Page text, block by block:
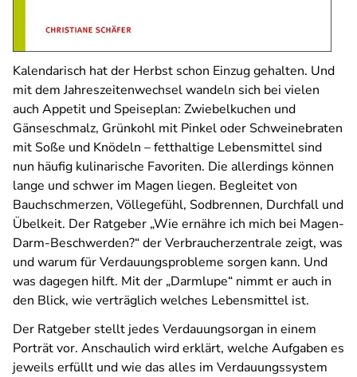
Kalendarisch hat der Herbst schon Einzug gehalten. Und
mit dem Jahreszeitenwechsel wandeln sich bei vielen
auch Appetit und Speiseplan: Zwiebelkuchen und
Gänseschmalz, Grünkohl mit Pinkel oder Schweinebraten
mit Soße und Knödeln – fetthaltige Lebensmittel sind
nun häufig kulinarische Favoriten. Die allerdings können
lange und schwer im Magen liegen. Begleitet von
Bauchschmerzen, Völlegefühl, Sodbrennen, Durchfall und
Übelkeit. Der Ratgeber „Wie ernähre ich mich bei Magen-
Darm-Beschwerden?“ der Verbraucherzentrale zeigt, was
und warum für Verdauungsprobleme sorgen kann. Und
was dagegen hilft. Mit der „Darmlupe“ nimmt er auch in
den Blick, wie verträglich welches Lebensmittel ist.
Der Ratgeber stellt jedes Verdauungsorgan in einem
Porträt vor. Anschaulich wird erklärt, welche Aufgaben es
jeweils erfüllt und wie das alles im Verdauungssystem